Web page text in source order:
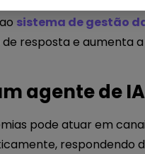
sistema de gestão
resposta e aumenta
agente de
pode atuar em
respondendo